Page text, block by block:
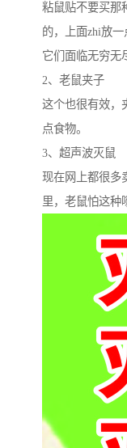
粘鼠贴不要买那
的，上面zhi放
它们面临无穷无
2、老鼠夹子
这个也很有效，
点食物。
3、超声波灭鼠
现在网上都很多
里，老鼠怕这种